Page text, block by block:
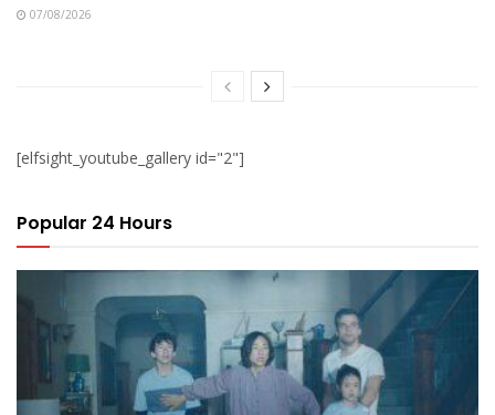
07/08/2026
[elfsight_youtube_gallery id="2"]
Popular 24 Hours